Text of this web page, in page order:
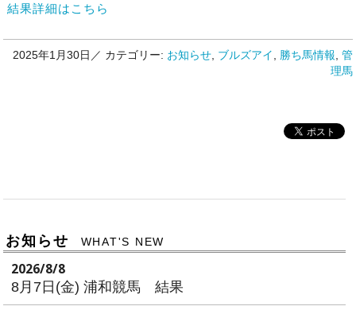
結果詳細はこちら
2025年1月30日／ カテゴリー: お知らせ, ブルズアイ , 勝ち馬情報, 管
理馬
お知らせ WHAT'S NEW
2026/8/8
8月7日(金) 浦和競馬 結果